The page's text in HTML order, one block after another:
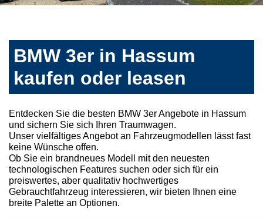
BMW 3er in Hassum
kaufen oder leasen
Entdecken Sie die besten BMW 3er Angebote in Hassum
und sichern Sie sich Ihren Traumwagen.
Unser vielfältiges Angebot an Fahrzeugmodellen lässt fast
keine Wünsche offen.
Ob Sie ein brandneues Modell mit den neuesten
technologischen Features suchen oder sich für ein
preiswertes, aber qualitativ hochwertiges
Gebrauchtfahrzeug interessieren, wir bieten Ihnen eine
breite Palette an Optionen.